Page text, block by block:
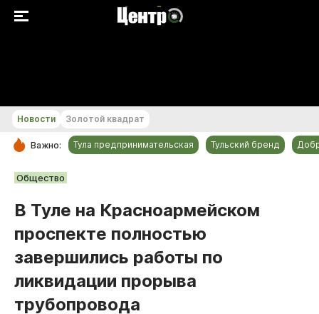
РУБРИКИ
Общество
Культура
Происшествия
Спорт
Тульский бренд
Тула предпринимательская
Новости Золотой квадрат
Важно: Тула предпринимательская Тульский бренд
Общество
В Туле на Красноармейском
проспекте полностью
завершились работы по
ликвидации прорыва
трубопровода